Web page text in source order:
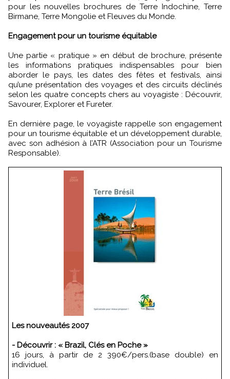
pour les nouvelles brochures de Terre Indochine, Terre
Birmane, Terre Mongolie et Fleuves du Monde.
Engagement pour un tourisme équitable
Une partie « pratique » en début de brochure, présente
les informations pratiques indispensables pour bien
aborder le pays, les dates des fêtes et festivals, ainsi
qu’une présentation des voyages et des circuits déclinés
selon les quatre concepts chers au voyagiste : Découvrir,
Savourer, Explorer et Fureter.
En dernière page, le voyagiste rappelle son engagement
pour un tourisme équitable et un développement durable,
avec son adhésion à l’ATR (Association pour un Tourisme
Responsable).
Les nouveautés 2007
- Découvrir : « Brazil, Clés en Poche »
16 jours, à partir de 2 390€/pers.(base double) en
individuel.